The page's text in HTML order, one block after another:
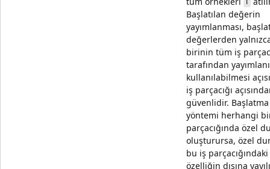
T
Başlatılan değerin
yayımlanması,
değerlerden
birinin tüm iş
tarafından
kullanılabilmesi
iş parçacığı
güvenlidir. Başlatma
yöntemi herhangi
parçacığında özel
oluşturursa, özel
bu iş parçacığındaki
özelliğin dışına